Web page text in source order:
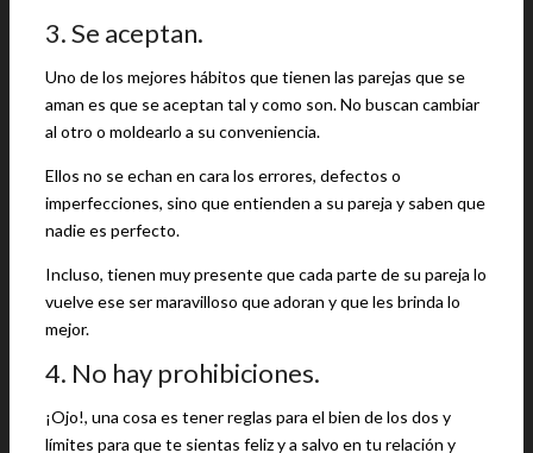
3. Se aceptan.
Uno de los mejores hábitos que tienen las parejas que se
aman es que se aceptan tal y como son. No buscan cambiar
al otro o moldearlo a su conveniencia.
Ellos no se echan en cara los errores, defectos o
imperfecciones, sino que entienden a su pareja y saben que
nadie es perfecto.
Incluso, tienen muy presente que cada parte de su pareja lo
vuelve ese ser maravilloso que adoran y que les brinda lo
mejor.
4. No hay prohibiciones.
¡Ojo!, una cosa es tener reglas para el bien de los dos y
límites para que te sientas feliz y a salvo en tu relación y